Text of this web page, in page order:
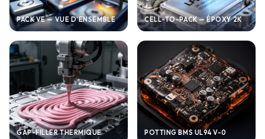
PACK VE — VUE D'ENSEMBLE CELL-TO-PACK — ÉPOXY 2K
GAP-FILLER THERMIQUE POTTING BMS UL94 V-0